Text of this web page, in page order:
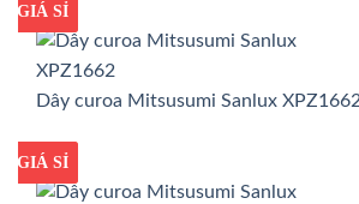
GIÁ TỐT
GIÁ SỈ
Dây curoa Mitsusumi Sanlux
GIÁ TỐT
GIÁ SỈ